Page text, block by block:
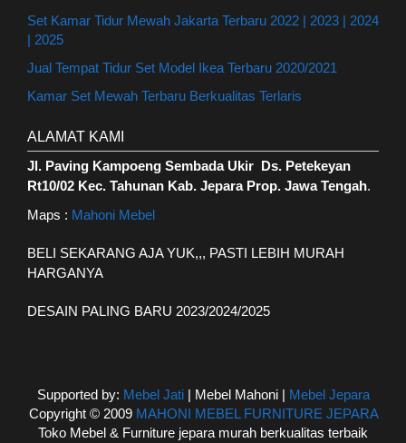
Set Kamar Tidur Mewah Jakarta Terbaru 2022 | 2023 | 2024
| 2025
Jual Tempat Tidur Set Model Ikea Terbaru 2020/2021
Kamar Set Mewah Terbaru Berkualitas Terlaris
ALAMAT KAMI
Jl. Paving Kampoeng Sembada Ukir Ds. Petekeyan
Rt10/02 Kec. Tahunan Kab. Jepara Prop. Jawa Tengah.
Maps : Mahoni Mebel
BELI SEKARANG AJA YUK,,, PASTI LEBIH MURAH
HARGANYA
DESAIN PALING BARU 2023/2024/2025
Supported by: Mebel Jati| Mebel Mahoni | Mebel Jepara
Copyright © 2009 MAHONI MEBEL FURNITURE JEPARA
Toko Mebel & Furniture jepara murah berkualitas terbaik